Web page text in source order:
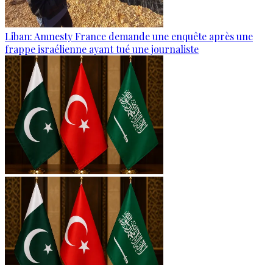
Liban: Amnesty France demande une enquête après une
frappe israélienne ayant tué une journaliste